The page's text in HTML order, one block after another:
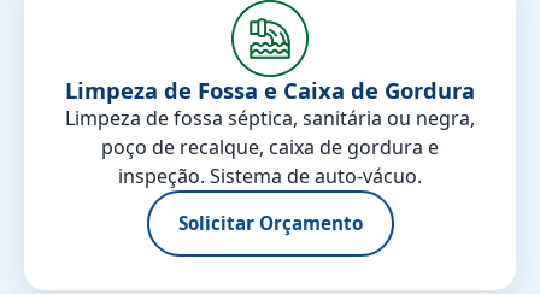
Limpeza de Fossa e Caixa de Gordura
Limpeza de fossa séptica, sanitária ou negra,
poço de recalque, caixa de gordura e
inspeção. Sistema de auto-vácuo.
Solicitar Orçamento